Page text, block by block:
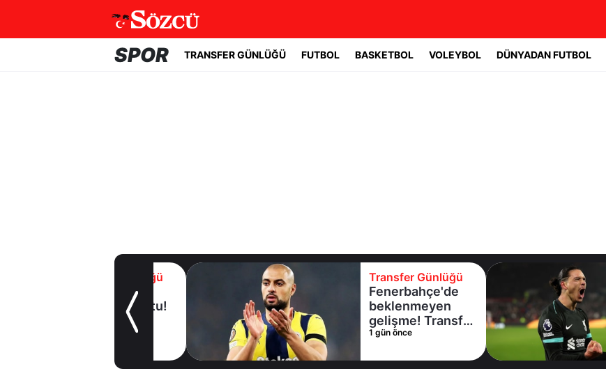
SPOR TRANSFER GÜNLÜĞÜ FUTBOL BASKETBOL VOLEYBOL DÜNYADAN FUTBOL
Salah'a kavuştu!
Transfer Günlüğü
Fenerbahçe'de
beklenmeyen
gelişme! Transfer
iptal oldu
1 gün önce